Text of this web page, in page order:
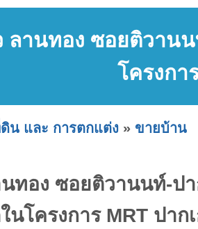
ลานทอง ซอยติวาน
โครงกา
น และ การตกแต่ง » ขายบ้าน
ทอง ซอยติวานนท์-ปา
นโครงการ MRT ปาก